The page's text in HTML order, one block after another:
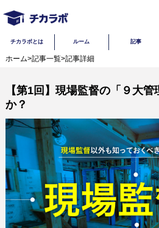
チカラボとは ルーム 記事
ホーム>記事一覧>記事詳細
【第1回】現場監督の「９大
か？